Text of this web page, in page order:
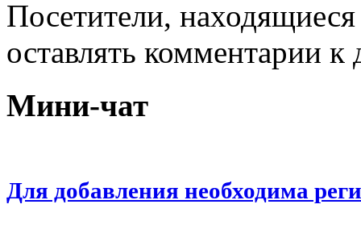
Посетители,
оставлять комментарии
Мини-чат
Для добавления необходима